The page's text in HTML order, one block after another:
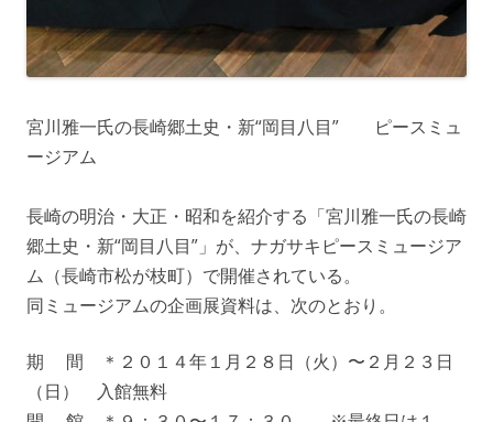
宮川雅一氏の長崎郷土史・新“岡目八目” ピースミュ
ージアム
長崎の明治・大正・昭和を紹介する「宮川雅一氏の長崎
郷土史・新“岡目八目”」が、ナガサキピースミュージア
ム（長崎市松が枝町）で開催されている。
同ミュージアムの企画展資料は、次のとおり。
期 間 ＊２０１４年１月２８日（火）〜２月２３日
（日） 入館無料